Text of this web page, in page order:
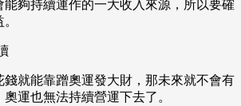
夠持續運作的一大收入來源，所以要確
錢就能靠蹭奧運發大財，那未來就不會有
運也無法持續營運下去了。